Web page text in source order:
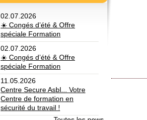
02.07.2026
☀️ Congés d’été & Offre
spéciale Formation
02.07.2026
☀️ Congés d’été & Offre
spéciale Formation
11.05.2026
Centre Secure Asbl... Votre
Centre de formation en
sécurité du travail !